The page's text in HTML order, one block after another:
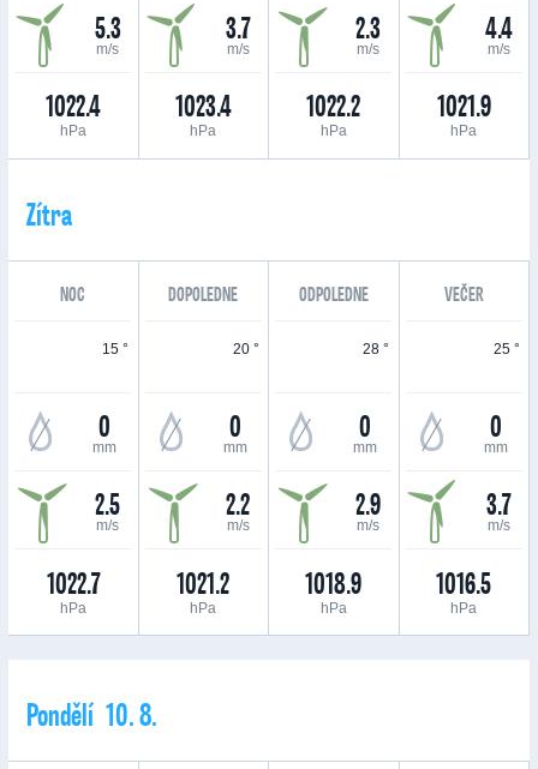
5.3
m/s
1022.4
hPa
3.7
m/s
1023.4
hPa
2.3
m/s
1022.2
hPa
4.4
m/s
1021.9
hPa
Zítra
NOC DOPOLEDNE ODPOLEDNE VEČER
15 °
0
mm
2.5
m/s
1022.7
hPa
20 °
0
mm
2.2
m/s
1021.2
hPa
28 °
0
mm
2.9
m/s
1018.9
hPa
25 °
0
mm
3.7
m/s
1016.5
hPa
Pondělí 10. 8.